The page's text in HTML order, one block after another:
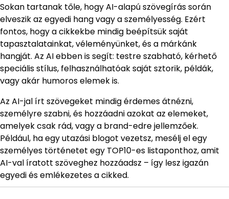
Sokan tartanak tőle, hogy AI-alapú szövegírás során
elveszik az egyedi hang vagy a személyesség. Ezért
fontos, hogy a cikkekbe mindig beépítsük saját
tapasztalatainkat, véleményünket, és a márkánk
hangját. Az AI ebben is segít: testre szabható, kérhető
speciális stílus, felhasználhatóak saját sztorik, példák,
vagy akár humoros elemek is.
Az AI-jal írt szövegeket mindig érdemes átnézni,
személyre szabni, és hozzáadni azokat az elemeket,
amelyek csak rád, vagy a brand-edre jellemzőek.
Például, ha egy utazási blogot vezetsz, mesélj el egy
személyes történetet egy TOP10-es listaponthoz, amit
AI-val íratott szöveghez hozzáadsz – így lesz igazán
egyedi és emlékezetes a cikked.